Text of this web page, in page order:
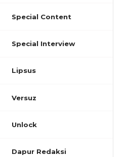
Special Content
Special Interview
Lipsus
Versuz
Unlock
Dapur Redaksi